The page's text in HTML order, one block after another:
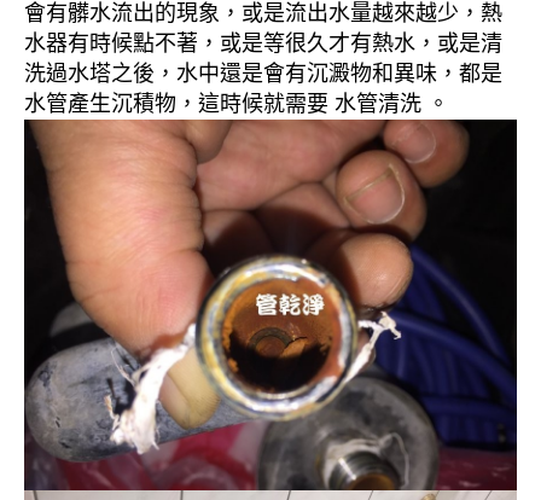
會有髒水流出的現象，或是流出水量越來越少，熱
水器有時候點不著，或是等很久才有熱水，或是清
洗過水塔之後，水中還是會有沉澱物和異味，都是
水管產生沉積物，這時候就需要 水管清洗 。